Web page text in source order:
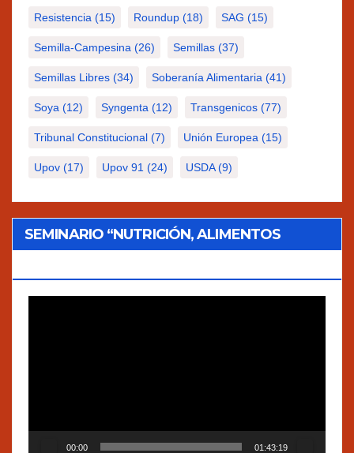
Resistencia (15) Roundup (18) SAG (15)
Semilla-Campesina (26) Semillas (37)
Semillas Libres (34) Soberanía Alimentaria (41)
Soya (12) Syngenta (12) Transgenicos (77)
Tribunal Constitucional (7) Unión Europea (15)
Upov (17) Upov 91 (24) USDA(9)
SEMINARIO “NUTRICIÓN, ALIMENTOS
00:00 01:43:19